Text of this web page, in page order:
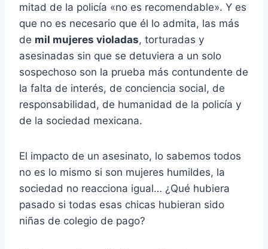
mitad de la policía «no es recomendable». Y es
que no es necesario que él lo admita, las más
de mil mujeres violadas, torturadas y
asesinadas sin que se detuviera a un solo
sospechoso son la prueba más contundente de
la falta de interés, de conciencia social, de
responsabilidad, de humanidad de la policía y
de la sociedad mexicana.
El impacto de un asesinato, lo sabemos todos
no es lo mismo si son mujeres humildes, la
sociedad no reacciona igual… ¿Qué hubiera
pasado si todas esas chicas hubieran sido
niñas de colegio de pago?